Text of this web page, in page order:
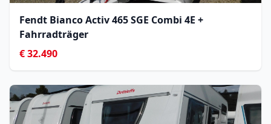
Fendt Bianco Activ 465 SGE Combi 4E +
Fahrradträger
€ 32.490